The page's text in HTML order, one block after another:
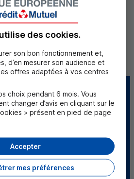
faire part d'une
Trouver une agence
Tarifs et conditions générales
réglementaires
des cookies.
son bon fonctionnement et,
d’en mesurer son audience et
offres adaptées à vos centres
choix pendant 6 mois. Vous
changer d’avis en cliquant sur le
» présent en pied de page
Accepter
mes préférences